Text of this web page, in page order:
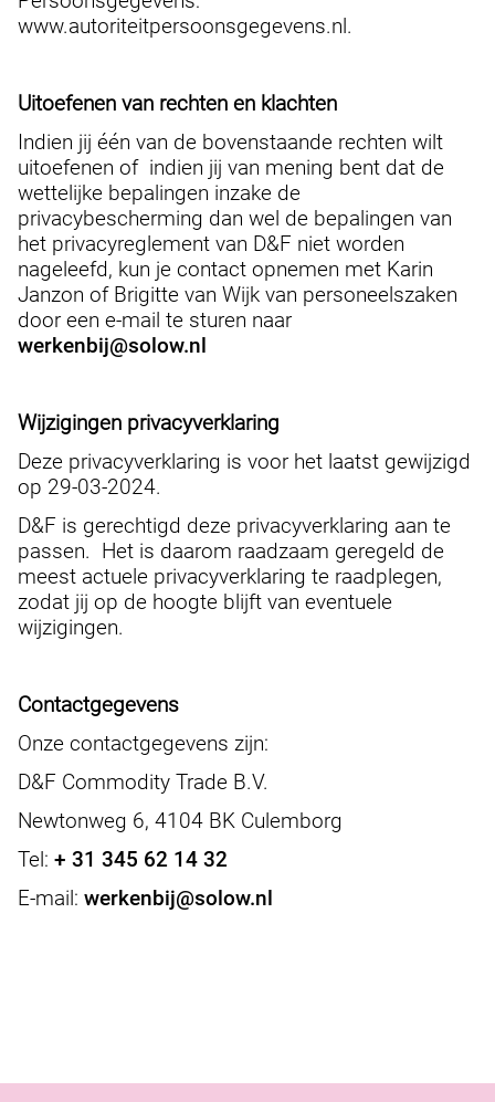
www.autoriteitpersoonsgegevens.nl.
Uitoefenen van rechten en klachten
Indien jij één van de bovenstaande rechten wilt
uitoefenen of indien jij van mening bent dat de
wettelijke bepalingen inzake de
privacybescherming dan wel de bepalingen van
het privacyreglement van D&F niet worden
nageleefd, kun je contact opnemen met Karin
Janzon of Brigitte van Wijk van personeelszaken
door een e-mail te sturen naar
werkenbij@solow.nl
Wijzigingen privacyverklaring
Deze privacyverklaring is voor het laatst gewijzigd
op 29-03-2024.
D&F is gerechtigd deze privacyverklaring aan te
passen. Het is daarom raadzaam geregeld de
meest actuele privacyverklaring te raadplegen,
zodat jij op de hoogte blijft van eventuele
wijzigingen.
Contactgegevens
Onze contactgegevens zijn:
D&F Commodity Trade B.V.
Newtonweg 6, 4104 BK Culemborg
Tel: + 31 345 62 14 32
E-mail: werkenbij@solow.nl